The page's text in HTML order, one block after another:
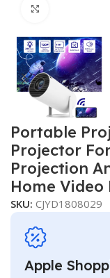
Click to
Portable
Projector
Projection
Home
SKU:CJYD1808029
Apple